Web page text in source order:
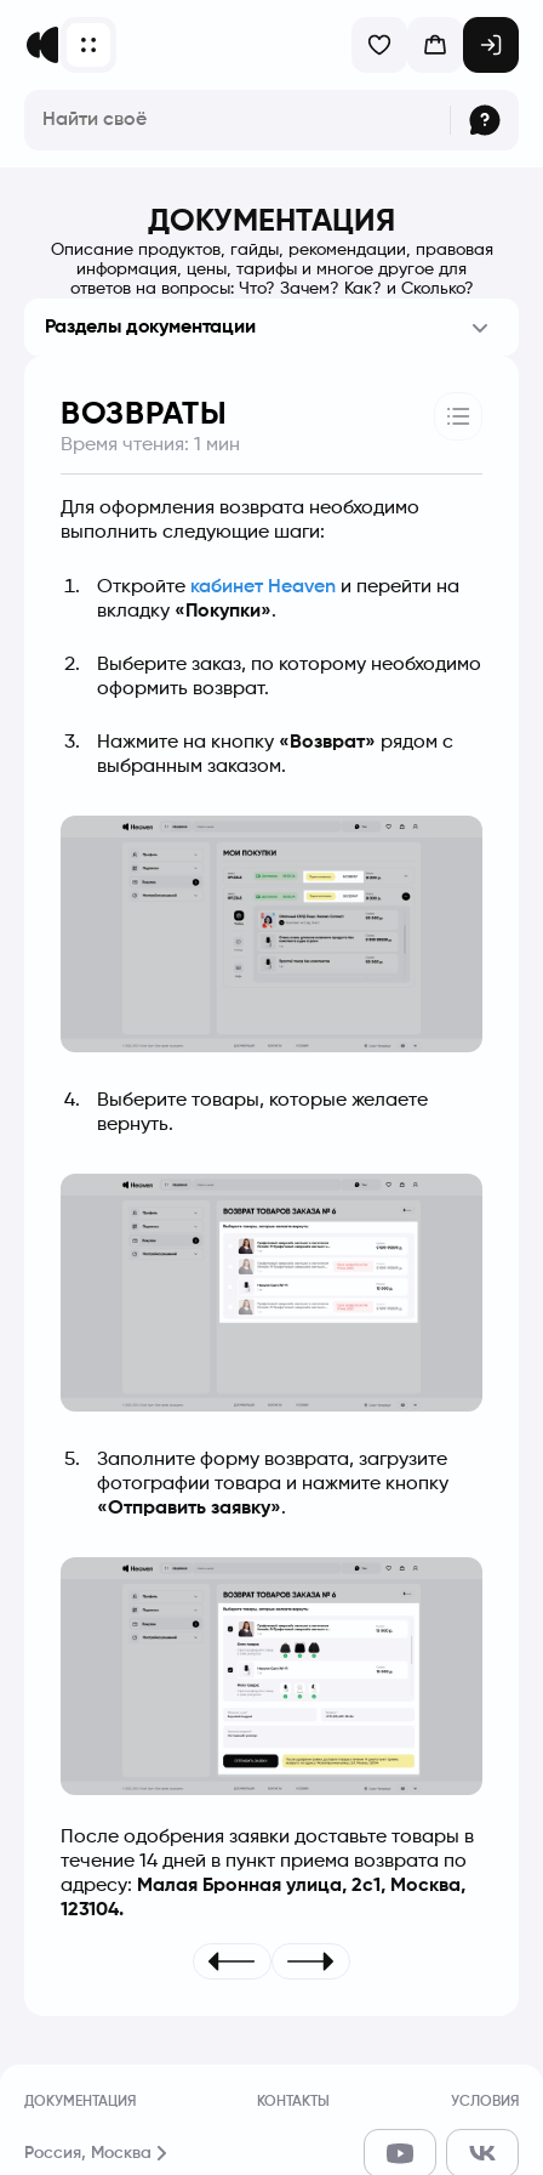
ДОКУМЕНТАЦИЯ
Описание продуктов, гайды, рекомендации, правовая
информация, цены, тарифы и многое другое для
ответов на вопросы: Что? Зачем? Как? и Сколько?
Разделы документации
ВОЗВРАТЫ
Время чтения: 1 мин
Для оформления возврата необходимо
выполнить следующие шаги:
Откройте кабинет Heaven и перейти на
вкладку «Покупки».
Выберите заказ, по которому необходимо
оформить возврат.
Нажмите на кнопку «Возврат» рядом с
выбранным заказом.
Выберите товары, которые желаете
вернуть.
Заполните форму возврата, загрузите
фотографии товара и нажмите кнопку
«Отправить заявку».
После одобрения заявки доставьте товары в
течение 14 дней в пункт приема возврата по
адресу: Малая Бронная улица, 2с1, Москва,
123104.
ДОКУМЕНТАЦИЯ КОНТАКТЫ УСЛОВИЯ
Россия, Москва